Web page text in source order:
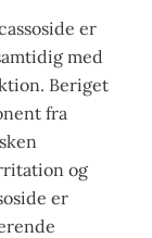
er
med
Beriget
fra
og
er